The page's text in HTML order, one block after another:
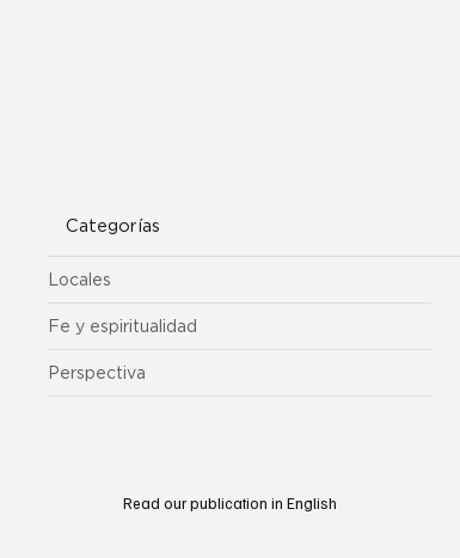
Categorías
Locales
Fe y espiritualidad
Perspectiva
Read our publication in English